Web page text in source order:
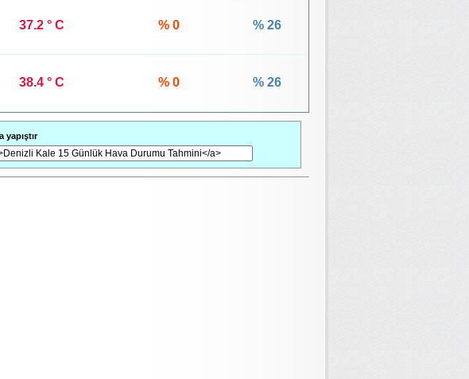
37.2 ° C % 0 % 26
38.4 ° C % 0 % 26
yapıştır